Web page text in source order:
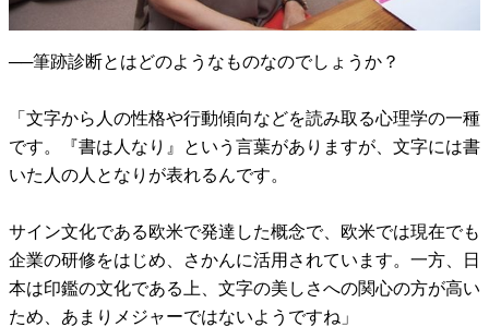
──筆跡診断とはどのようなものなのでしょうか？
「文字から人の性格や行動傾向などを読み取る心理学の一種
です。『書は人なり』という言葉がありますが、文字には書
いた人の人となりが表れるんです。
サイン文化である欧米で発達した概念で、欧米では現在でも
企業の研修をはじめ、さかんに活用されています。一方、日
本は印鑑の文化である上、文字の美しさへの関心の方が高い
ため、あまりメジャーではないようですね」